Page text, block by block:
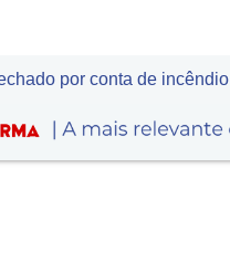
por conta de incêndio